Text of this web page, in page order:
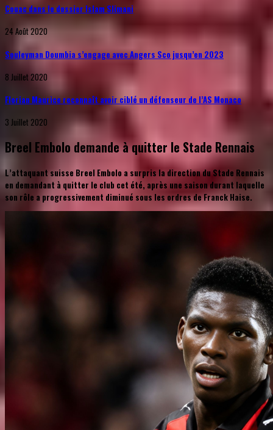
Couac dans le dossier Islam Slimani
24 Août 2020
Souleyman Doumbia s’engage avec Angers Sco jusqu’en 2023
8 Juillet 2020
Florian Maurice reconnaît avoir ciblé un défenseur de l’AS Monaco
3 Juillet 2020
Breel Embolo demande à quitter le Stade Rennais
L’attaquant suisse Breel Embolo a surpris la direction du Stade Rennais
en demandant à quitter le club cet été, après une saison durant laquelle
son rôle a progressivement diminué sous les ordres de Franck Haise.